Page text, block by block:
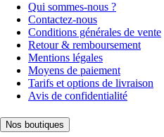
Qui sommes-nous ?
Contactez-nous
Conditions générales de vente
Retour & remboursement
Mentions légales
Moyens de paiement
Tarifs et options de livraison
Avis de confidentialité
Nos boutiques